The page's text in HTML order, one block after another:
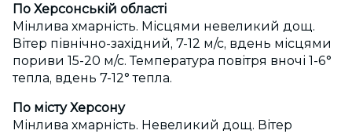
По Херсонській області
Мінлива хмарність. Місцями невеликий дощ.
Вітер північно-західний, 7-12 м/с, вдень місцями
пориви 15-20 м/с. Температура повітря вночі 1-6°
тепла, вдень 7-12° тепла.
По місту Херсону
Мінлива хмарність. Невеликий дощ. Вітер